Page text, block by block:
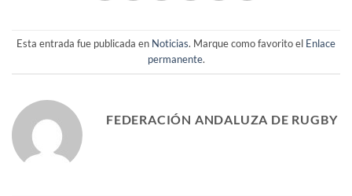
Esta entrada fue publicada en Noticias. Marque como favorito el Enlace
permanente.
FEDERACIÓN ANDALUZA DE RUGBY